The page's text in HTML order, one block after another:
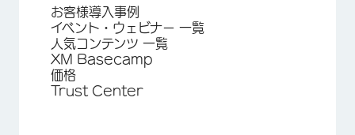
お客様導入事例
イベント・ウェビナー 一覧
人気コンテンツ 一覧
XM Basecamp
価格
Trust Center